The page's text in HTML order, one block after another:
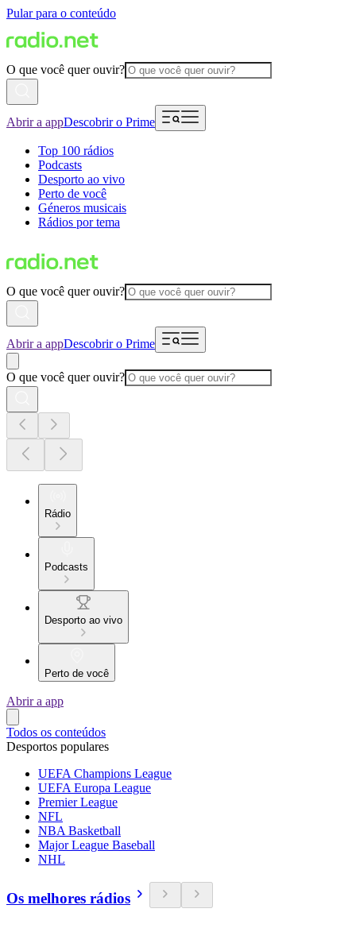
Pular para o conteúdo
O que você quer ouvir?
Abrir a appDescobrir o Prime
Top 100 rádios
Podcasts
Desporto ao vivo
Perto de você
Géneros musicais
Rádios por tema
O que você quer ouvir?
Abrir a appDescobrir o Prime
O que você quer ouvir?
Rádio
Podcasts
Desporto ao vivo
Perto de você
Abrir a app
Todos os conteúdos
Desportos populares
UEFA Champions League
UEFA Europa League
Premier League
NFL
NBA Basketball
Major League Baseball
NHL
Os melhores rádios